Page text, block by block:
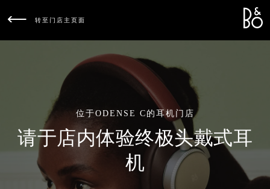
转至门店主页面
位于ODENSE C的耳机门店
请于店内体验终极头戴式耳
机